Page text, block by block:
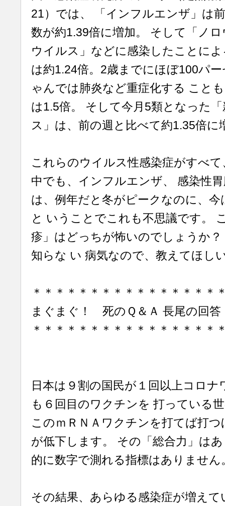
21）では、 「インフルエンザ」は
数が約1.39倍に増加。 そして「ノ
ウイルス」などに感染したことに
は約1.24倍。2歳までにほぼ100パ
ゃんでは肺炎など重症化する こと
は1.5倍。 そして今月5類となった
ス」は、前の週と比べて約1.35倍に
これらのウイルス性感染症がすべ
中でも、インフルエンザ、 感染性
は、例年だと冬がピークなのに、今
と いうことでこれも不思議です。
疹」はどっちが怖いのでしょうか
知らな い 病気なので、教えてほし
＊＊＊＊＊＊＊＊＊＊＊＊＊＊＊＊
まぐまぐ！ 死のＱ＆Ａ 長尾の回答
＊＊＊＊＊＊＊＊＊＊＊＊＊＊＊＊
日本は９割の国民が１回以上コロ
も６回目のワクチンを 打っている
このｍＲＮＡワクチンを打てば打
が低下します。 その「総合力」は
的に数字で測れる指標はありません
その結果、あらゆる感染症が増え